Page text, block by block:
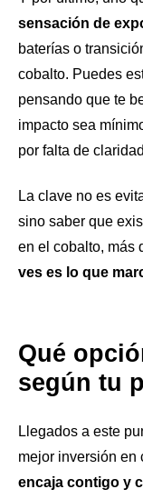
sensación de
baterías o
cobalto. Puedes
pensando que te
impacto sea
por falta de
La clave no es
sino saber que
en el cobalto, más
ves es lo que
Qué
según tu
Llegados a este
mejor inversión en
encaja contigo y